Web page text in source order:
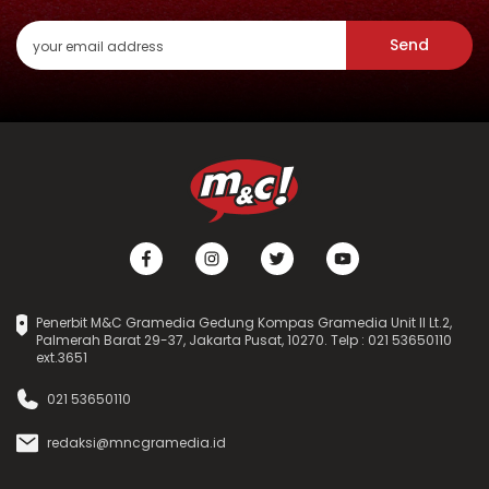
Send
Penerbit M&C Gramedia Gedung Kompas Gramedia Unit II Lt.2,
Palmerah Barat 29-37, Jakarta Pusat, 10270. Telp : 021 53650110
ext.3651
021 53650110
redaksi@mncgramedia.id